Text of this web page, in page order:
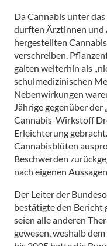
Da Cannabis unter
durften Ärztinnen und
hergestellten
verschreiben.
galten weiterhin als
schulmedizinischen
Nebenwirkungen
Jährige gegenüber der
Cannabis-Wirkstoff
Erleichterung
Cannabisblüten
Beschwerden
nach eigenen
Der Leiter der
bestätigte den Bericht
seien alle anderen
gewesen, weshalb